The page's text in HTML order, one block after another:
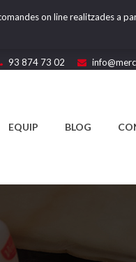
on line realitzades a
93 874 73 02
EQUIP BLOG